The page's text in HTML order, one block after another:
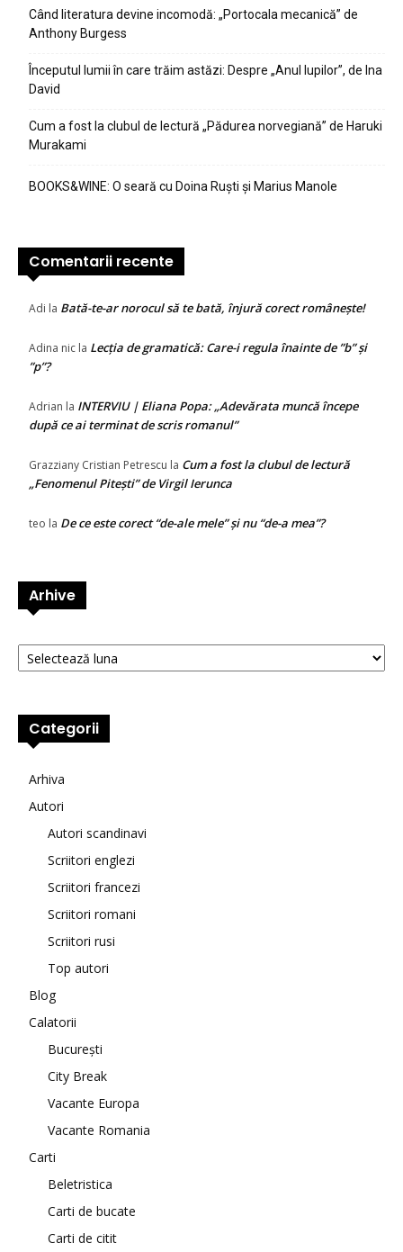
Când literatura devine incomodă: „Portocala mecanică” de
Anthony Burgess
Începutul lumii în care trăim astăzi: Despre „Anul lupilor”, de Ina
David
Cum a fost la clubul de lectură „Pădurea norvegiană” de Haruki
Murakami
BOOKS&WINE: O seară cu Doina Ruști și Marius Manole
Comentarii recente
Adi la Bată-te-ar norocul să te bată, înjură corect românește!
Adina nic la Lecția de gramatică: Care-i regula înainte de ”b” și
”p”?
Adrian la INTERVIU | Eliana Popa: „Adevărata muncă începe
după ce ai terminat de scris romanul”
Grazziany Cristian Petrescu la Cum a fost la clubul de lectură
„Fenomenul Pitești” de Virgil Ierunca
teo la De ce este corect “de-ale mele” și nu “de-a mea”?
Arhive
Arhive
Categorii
Arhiva
Autori
Autori scandinavi
Scriitori englezi
Scriitori francezi
Scriitori romani
Scriitori rusi
Top autori
Blog
Calatorii
București
City Break
Vacante Europa
Vacante Romania
Carti
Beletristica
Carti de bucate
Carti de citit